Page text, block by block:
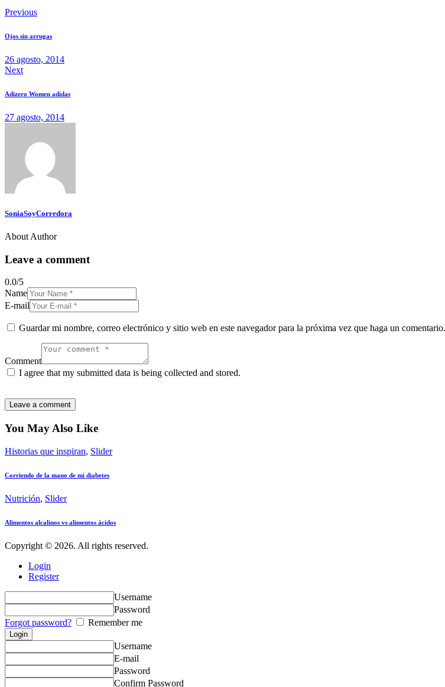
Previous
Ojos sin arrugas
26 agosto, 2014
Next
Adizero Women adidas
27 agosto, 2014
SoniaSoyCorredora
About Author
Leave a comment
0.0/5
Name
E-mail
Guardar mi nombre, correo electrónico y sitio web en este navegador para la próxima vez que haga un comentario.
Comment
I agree that my submitted data is being collected and stored.
You May Also Like
Historias que inspiran, Slider
Corriendo de la mano de mi diabetes
Nutrición, Slider
Alimentos alcalinos vs alimentos ácidos
Copyright © 2026. All rights reserved.
Login
Register
Username
Password
Forgot password?
Remember me
Username
E-mail
Password
Confirm Password